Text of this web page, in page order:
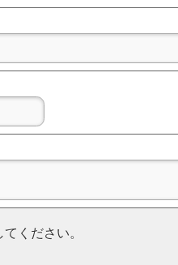
ください。